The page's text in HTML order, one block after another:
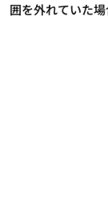
囲を外れていた